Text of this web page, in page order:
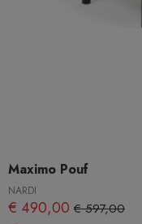
Maximo Pouf
NARDI
€ 490,00 € 597,00